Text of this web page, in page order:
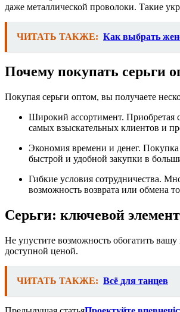
даже металлической проволоки. Такие
ЧИТАТЬ ТАКЖЕ: Как выбрать
Почему покупать серьги
Покупая серьги оптом, вы получаете
Широкий ассортимент. Приобретая
самых взыскательных клиентов и
Экономия времени и денег.
быстрой и удобной закупки в
Гибкие условия сотрудничества.
возможность возврата или обмена
Серьги: ключевой
Не упустите возможность обогатить
доступной ценой.
ЧИТАТЬ ТАКЖЕ: Всё для танцев